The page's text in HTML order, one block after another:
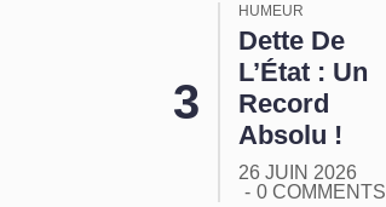
HUMEUR
Dette De
L’État : Un
Record
Absolu !
26 JUIN 2026
0 COMMENTS